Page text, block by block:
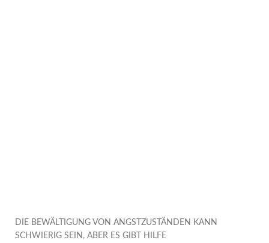
DIE BEWÄLTIGUNG VON ANGSTZUSTÄNDEN KANN
SCHWIERIG SEIN, ABER ES GIBT HILFE